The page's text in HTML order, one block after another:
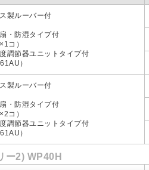
製ルーバー付
・防湿タイプ付
コ）
調節器ユニットタイプ付
）
製ルーバー付
・防湿タイプ付
コ）
調節器ユニットタイプ付
）
ー2) WP40H